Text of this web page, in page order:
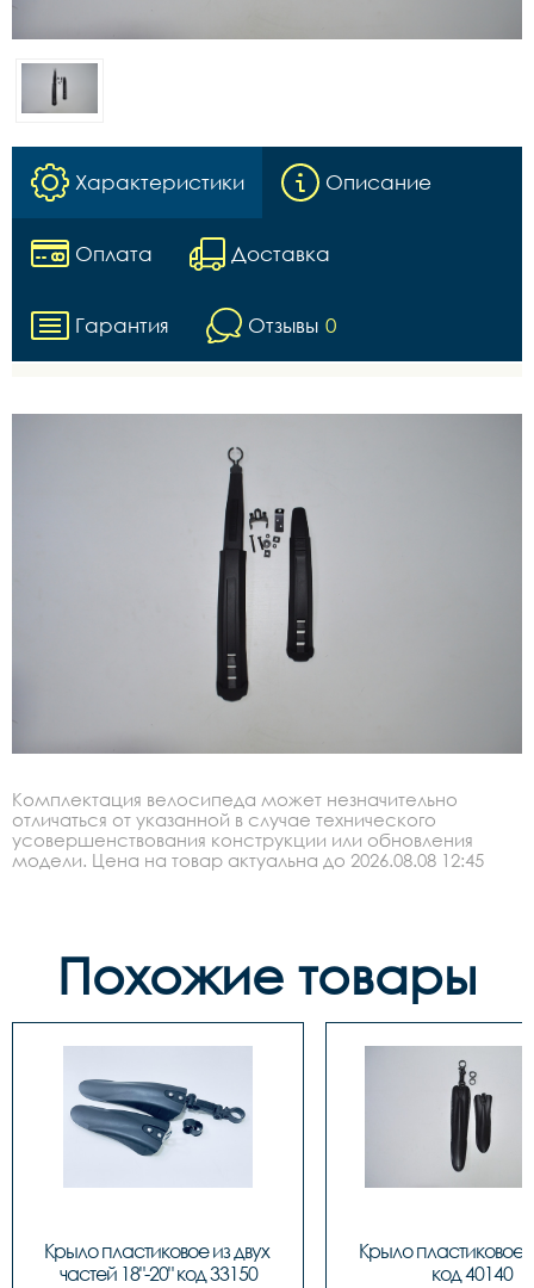
Характеристики Описание
Оплата Доставка
Гарантия Отзывы 0
Комплектация велосипеда может незначительно
отличаться от указанной в случае технического
усовершенствования конструкции или обновления
модели. Цена на товар актуальна до 2026.08.08 12:45
Похожие товары
Крыло пластиковое из двух
частей 18"-20" код 33150
Крыло пластиковое
код 40140